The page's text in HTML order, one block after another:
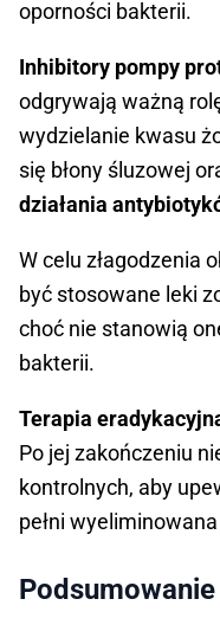
oporności bakterii.
Inhibitory pompy
odgrywają ważną
wydzielanie kwasu
się błony śluzowej
działania
W celu złagodzenia
być stosowane leki
choć nie stanowią
bakterii.
Terapia
Po jej zakończeniu
kontrolnych, aby
pełni
Podsumowanie